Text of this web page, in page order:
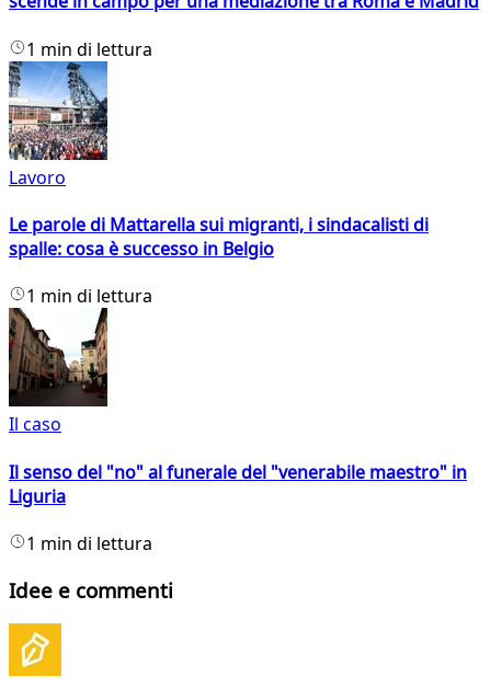
1 min di lettura
Lavoro
Le parole di Mattarella sui migranti, i sindacalisti di
spalle: cosa è successo in Belgio
1 min di lettura
Il caso
Il senso del "no" al funerale del "venerabile maestro" in
Liguria
1 min di lettura
Idee e commenti